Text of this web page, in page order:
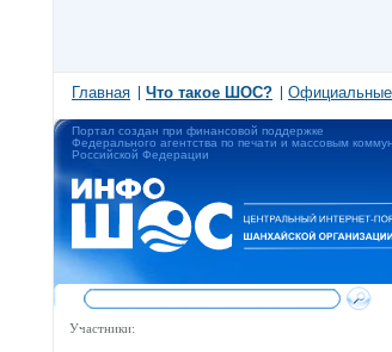
Главная Что такое ШОС?
Портал создан при финансовой поддержке
Федерального агентства по печати и массовым
Российской Федерации
Участники: